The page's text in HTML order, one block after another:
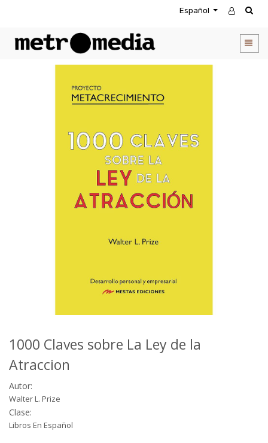
Español
1000 Claves sobre La Ley de la
Atraccion
Autor:
Walter L. Prize
Clase:
Libros En Español